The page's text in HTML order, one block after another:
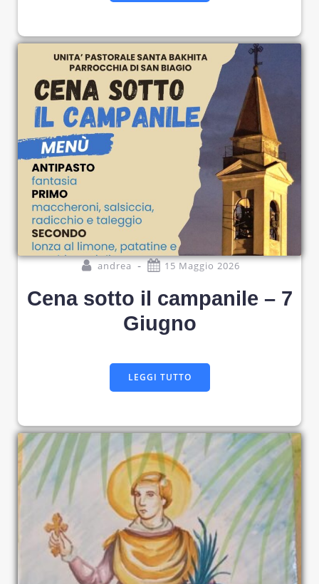
andrea - 15 Maggio 2026
Cena sotto il campanile – 7
Giugno
LEGGI TUTTO